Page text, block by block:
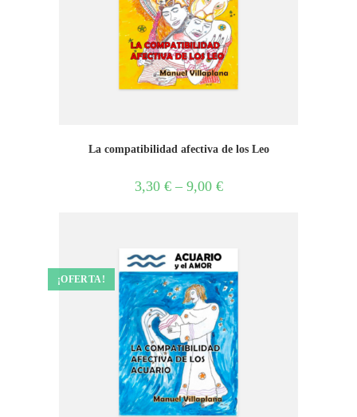
La compatibilidad afectiva de los Leo
3,30 €– 9,00 €
¡OFERTA!